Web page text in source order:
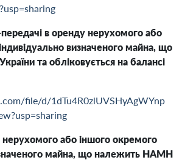
в оренду нерухомого або
визначеного майна, що
та обліковується на балансі
file/d/1dTu4R0zlUVSHyAgWYnp
або іншого окремого
майна, що належить НАМН